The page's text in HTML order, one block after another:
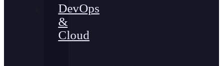
DevOps
&
Cloud